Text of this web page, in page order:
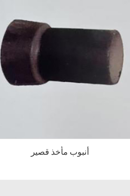
أنبوب مأخذ قصير